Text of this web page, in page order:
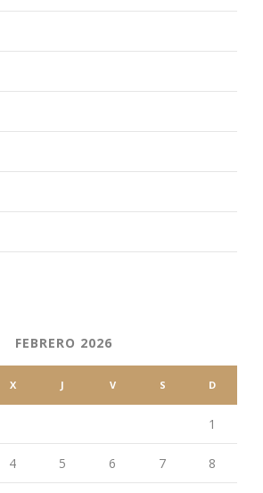
FEBRERO 2026
X J V S D
1
4 5 6 7 8